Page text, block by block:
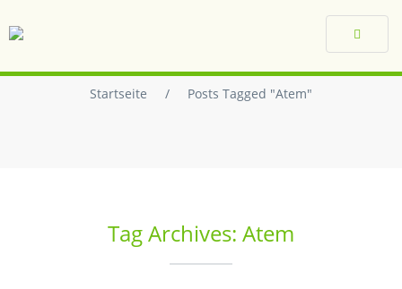
Toggle
Startseite / Posts Tagged "Atem"
Tag Archives: Atem